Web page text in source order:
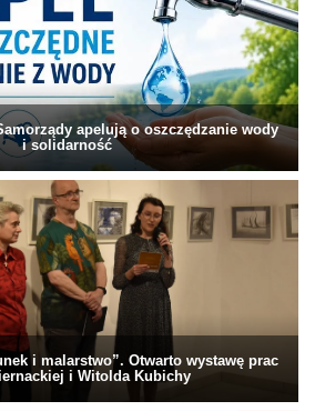
apelują o oszczędzanie wody
i solidarność
i malarstwo”. Otwarto wystawę prac
i Witolda Kubichy